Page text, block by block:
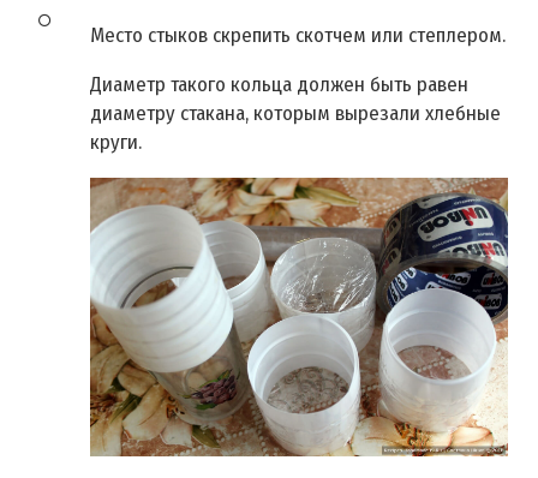
Место стыков скрепить скотчем или степлером.
Диаметр такого кольца должен быть равен
диаметру стакана, которым вырезали хлебные
круги.